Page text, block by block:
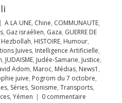
| A LA UNE, Chine, COMMUNAUTE,
, Gaz israélien, Gaza, GUERRE DE
Hezbollah, HISTOIRE, Humour,
Juives, Intelligence Artificielle,
, JUDAISME, Judée-Samarie, Justice,
Adom, Maroc, Médias, News1 ,
juive, Pogrom du 7 octobre,
, Séries, Sionisme, Transports,
, Yémen | 0 commentaire